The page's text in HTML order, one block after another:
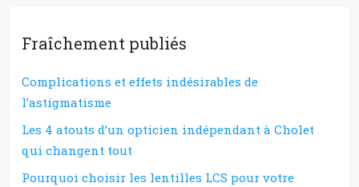
Fraîchement publiés
Complications et effets indésirables de
l’astigmatisme
Les 4 atouts d’un opticien indépendant à Cholet
qui changent tout
Pourquoi choisir les lentilles LCS pour votre